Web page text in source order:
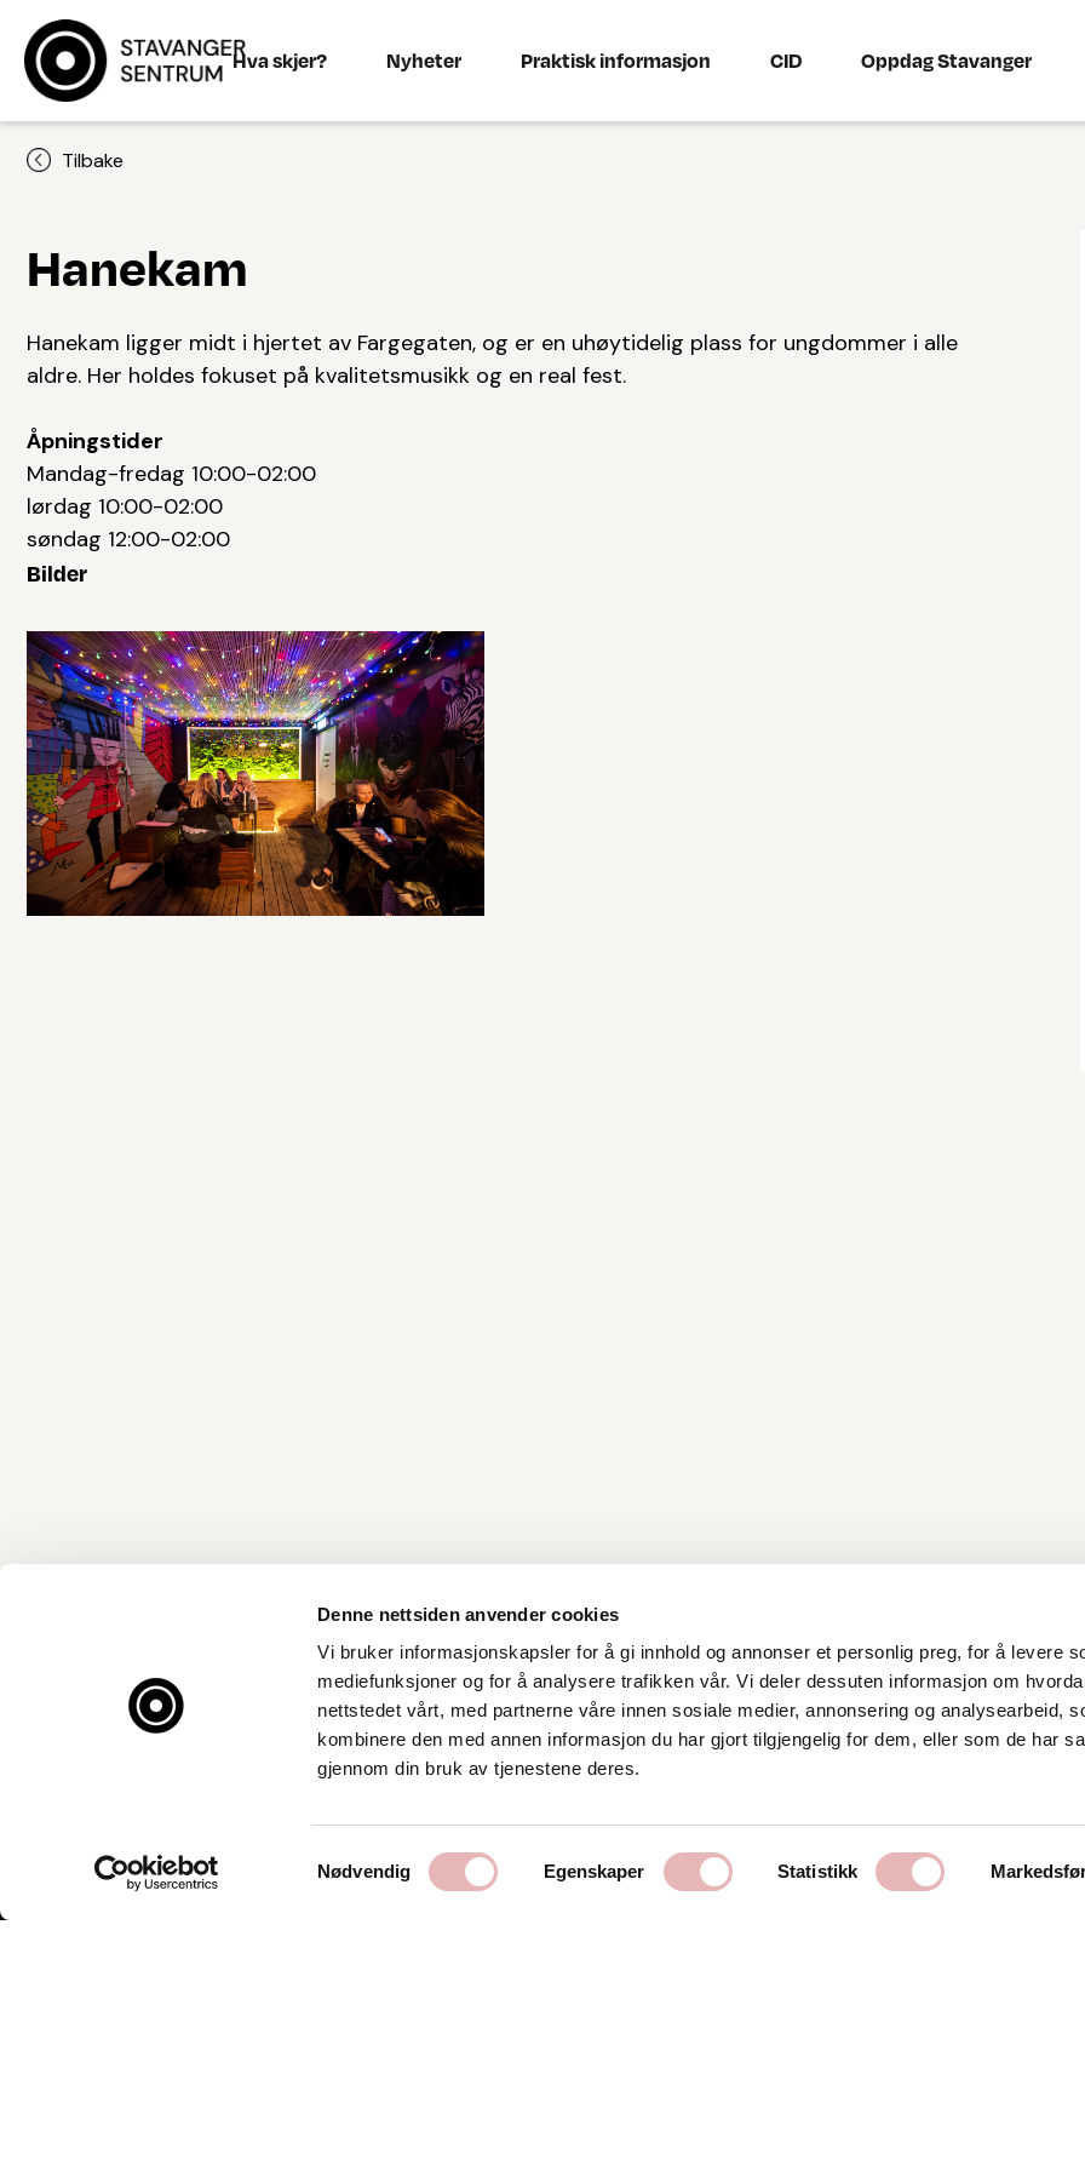
Denne nettsiden anvender cookies
Vi bruker informasjonskapsler for å gi innhold og annonser et personlig preg, for å levere
mediefunksjoner og for å analysere trafikken vår. Vi deler dessuten informasjon om
nettstedet vårt, med partnerne våre innen sosiale medier, annonsering og analysearbeid,
kombinere den med annen informasjon du har gjort tilgjengelig for dem, eller som de har
gjennom din bruk av tjenestene deres.
Samtykkevalg
Nødvendig Egenskaper Statistikk
Hva skjer? Nyheter Praktisk informasjon CID Oppdag Stavanger
Tilbake
Hanekam
Hanekam ligger midt i hjertet av Fargegaten, og er en uhøytidelig plass for ungdommer i alle
aldre. Her holdes fokuset på kvalitetsmusikk og en real fest.
Åpningstider
Mandag-fredag 10:00-02:00
lørdag 10:00-02:00
søndag 12:00-02:00
Bilder
Kontakt oss
Stavanger Sentrum AS
Østervåg 6
Tlf:51 89 51 51
post@byen.no